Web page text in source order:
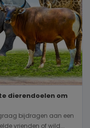
dierendoelen om
bijdragen aan een
vrienden of wild...